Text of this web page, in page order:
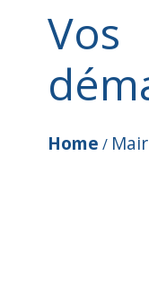
Vos
Home /